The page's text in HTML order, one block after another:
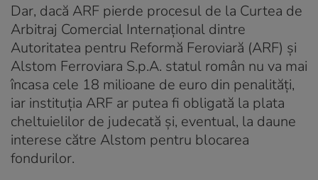
Dar, dacă ARF pierde procesul de la Curtea de
Arbitraj Comercial Internațional dintre
Autoritatea pentru Reformă Feroviară (ARF) și
Alstom Ferroviara S.p.A. statul român nu va mai
încasa cele 18 milioane de euro din penalități,
iar instituția ARF ar putea fi obligată la plata
cheltuielilor de judecată și, eventual, la daune
interese către Alstom pentru blocarea
fondurilor.